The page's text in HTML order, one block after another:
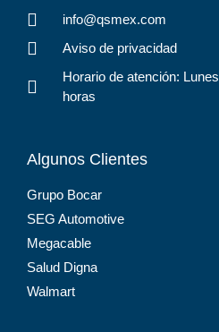
info@qsmex.com
Aviso de privacidad
Horario de atención:
horas
Algunos Clientes
Grupo Bocar
SEG Automotive
Megacable
Salud Digna
Walmart